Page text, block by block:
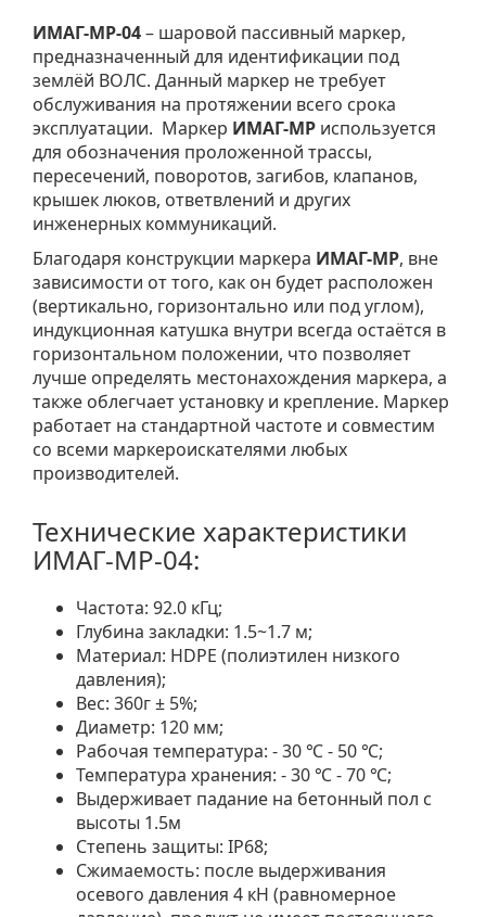
ИМАГ-MP-04– шаровой пассивный маркер,
предназначенный для идентификации под
землёй ВОЛС. Данный маркер не требует
обслуживания на протяжении всего срока
эксплуатации. Маркер ИМАГ-MP используется
для обозначения проложенной трассы,
пересечений, поворотов, загибов, клапанов,
крышек люков, ответвлений и других
инженерных коммуникаций.
Благодаря конструкции маркера ИМАГ-MP, вне
зависимости от того, как он будет расположен
(вертикально, горизонтально или под углом),
индукционная катушка внутри всегда остаётся в
горизонтальном положении, что позволяет
лучше определять местонахождения маркера, а
также облегчает установку и крепление. Маркер
работает на стандартной частоте и совместим
со всеми маркероискателями любых
производителей.
Технические характеристики
ИМАГ-MP-04:
Частота: 92.0 кГц;
Глубина закладки: 1.5~1.7 м;
Материал: HDPE (полиэтилен низкого
давления);
Вес: 360г ± 5%;
Диаметр: 120 мм;
Рабочая температура: - 30 ℃ - 50 ℃;
Температура хранения: - 30 ℃ - 70 ℃;
Выдерживает падание на бетонный пол с
высоты 1.5м
Степень защиты: IP68;
Сжимаемость: после выдерживания
осевого давления 4 кН (равномерное